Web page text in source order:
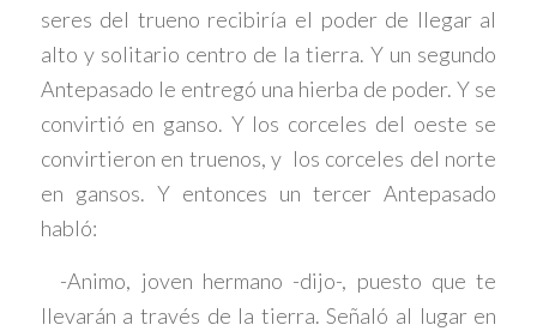
seres del trueno recibiría el poder de llegar al
alto y solitario centro de la tierra. Y un segundo
Antepasado le entregó una hierba de poder. Y se
convirtió en ganso. Y los corceles del oeste se
convirtieron en truenos, y los corceles del norte
en gansos. Y entonces un tercer Antepasado
habló:
-Animo, joven hermano -dijo-, puesto que te
llevarán a través de la tierra. Señaló al lugar en